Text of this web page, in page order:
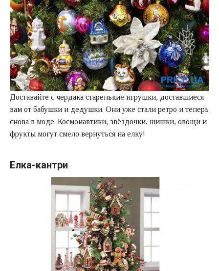
Доставайте с чердака старенькие игрушки, доставшиеся
вам от бабушки и дедушки. Они уже стали ретро и теперь
снова в моде. Космонавтики, звёздочки, шишки, овощи и
фрукты могут смело вернуться на елку!
Елка-кантри